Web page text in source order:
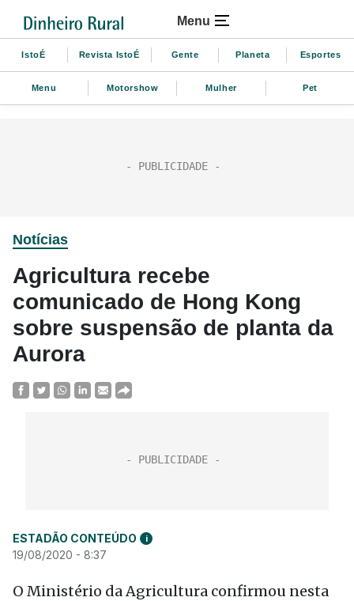
Menu
IstoÉ Revista IstoÉ Gente Planeta Esportes
Menu Motorshow Mulher Pet
Notícias
Agricultura recebe
comunicado de Hong Kong
sobre suspensão de planta da
Aurora
ESTADÃO CONTEÚDO i
19/08/2020 - 8:37
O Ministério da Agricultura confirmou nesta